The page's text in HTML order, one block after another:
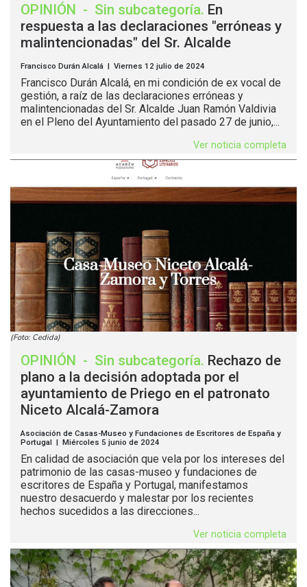
OPINIÓN - Sin subcategoría. En
respuesta a las declaraciones "erróneas y
malintencionadas" del Sr. Alcalde
Francisco Durán Alcalá | Viernes 12 julio de 2024
Francisco Durán Alcalá, en mi condición de ex vocal de
gestión, a raíz de las declaraciones erróneas y
malintencionadas del Sr. Alcalde Juan Ramón Valdivia
en el Pleno del Ayuntamiento del pasado 27 de junio,...
Ver noticia completa
(Foto: Cedida)
OPINIÓN - Sin subcategoría. Rechazo de
plano a la decisión adoptada por el
ayuntamiento de Priego en el patronato
Niceto Alcalá-Zamora
Asociación de Casas-Museo y Fundaciones de Escritores de España y
Portugal | Miércoles 5 junio de 2024
En calidad de asociación que vela por los intereses del
patrimonio de las casas-museo y fundaciones de
escritores de España y Portugal, manifestamos
nuestro desacuerdo y malestar por los recientes
hechos sucedidos a las direcciones...
Ver noticia completa